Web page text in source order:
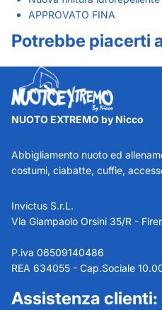
APPROVATO FINA
Potrebbe piacerti
NUOTO EXTREMO by Nicco
Abbigliamento nuoto ed
costumi, ciabatte, cuffie,
Invictus S.r.L.
Via Giampaolo Orsini 35/R -
P.iva 06509140486
REA 634055 - Cap.Sociale
Assistenza clienti: